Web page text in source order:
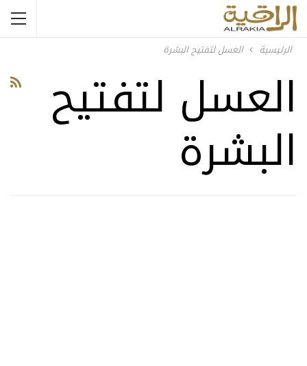
الرئيسية العسل لتفتيح البشرة
العسل لتفتيح
البشرة